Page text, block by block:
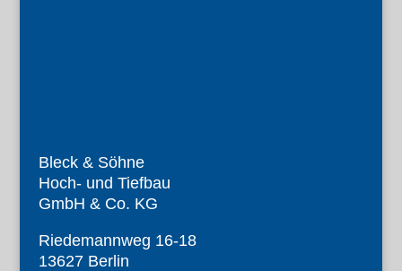
Bleck & Söhne
Hoch- und Tiefbau
GmbH & Co. KG
Riedemannweg 16-18
13627 Berlin